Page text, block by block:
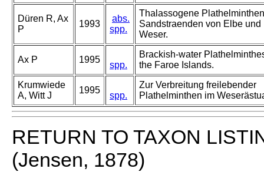
Düren R, Ax
P
1993
abs.
spp.
Thalassogene
Sandstraenden von Elbe und
Weser.
Ax P 1995
spp.
Brackish-water
the Faroe Islands.
Krumwiede
A, Witt J
1995
spp.
Zur Verbreitung freilebender
Plathelminthen im
RETURN TO TAXON
(Jensen, 1878)